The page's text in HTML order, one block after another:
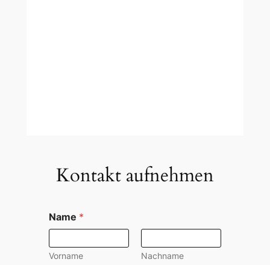
Kontakt aufnehmen
Name *
Vorname Nachname